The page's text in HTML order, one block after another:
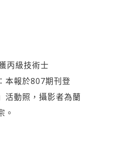
丙級技術士
本報於807期刊登
活動照，攝影者為蘭
。